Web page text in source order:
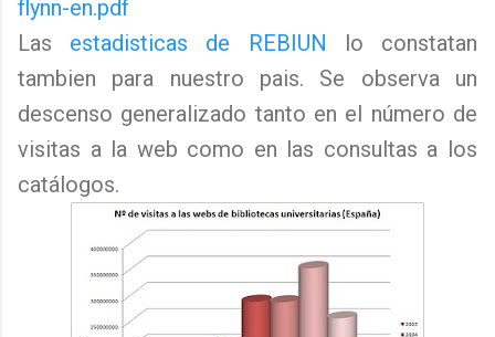
flynn-en.pdf
Las estadisticas de REBIUN lo constatan
tambien para nuestro pais. Se observa un
descenso generalizado tanto en el número de
visitas a la web como en las consultas a los
catálogos.